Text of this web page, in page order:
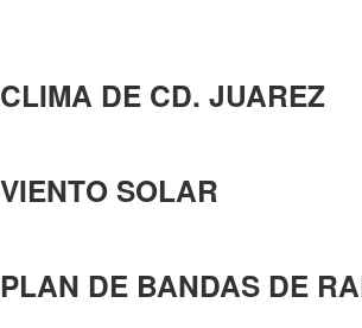
CLIMA DE CD. JUAREZ
VIENTO SOLAR
PLAN DE BANDAS DE